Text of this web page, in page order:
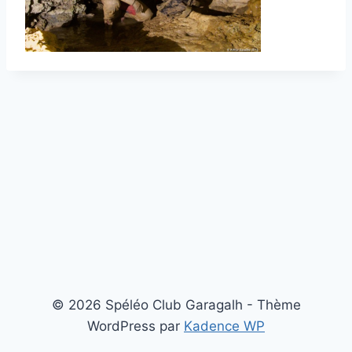
© 2026 Spéléo Club Garagalh - Thème
WordPress par Kadence WP